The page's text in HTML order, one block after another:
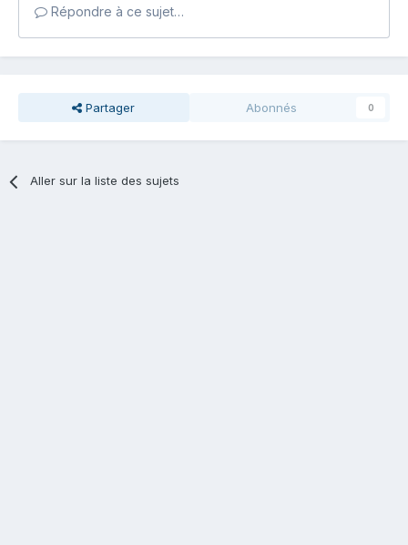
Répondre à ce sujet…
Partager Abonnés 0
Aller sur la liste des sujets